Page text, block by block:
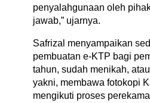
penyalahgunaan oleh
jawab,” ujarnya.
Safrizal menyampaikan
pembuatan e-KTP bagi
tahun, sudah menikah,
yakni, membawa fotokopi
mengikuti proses